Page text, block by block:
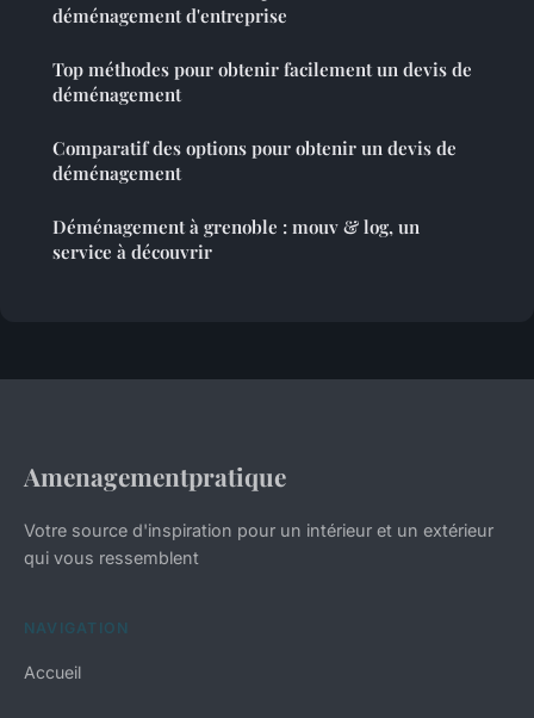
déménagement d'entreprise
Top méthodes pour obtenir facilement un devis de
déménagement
Comparatif des options pour obtenir un devis de
déménagement
Déménagement à grenoble : mouv & log, un
service à découvrir
Amenagementpratique
Votre source d'inspiration pour un intérieur et un extérieur
qui vous ressemblent
NAVIGATION
Accueil